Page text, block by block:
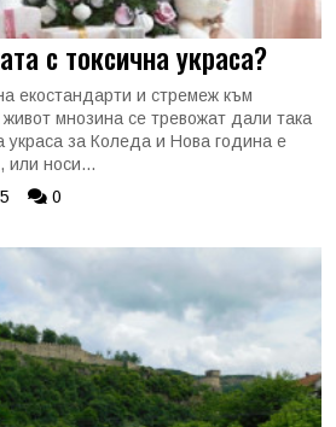
с токсична украса?
екостандарти и стремеж към
мнозина се тревожат дали така
украса за Коледа и Нова година е
или носи...
0